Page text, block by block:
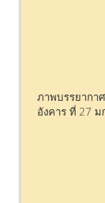
ภาพบรรยากา
อังคาร ที่ 27